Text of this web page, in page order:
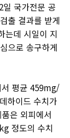
국가전문 공
출 결과를 받게
는데 시일이 지
으로 송구하게
서 평균 459mg/
하이드 수치가
은 외피에서
정도의 수치